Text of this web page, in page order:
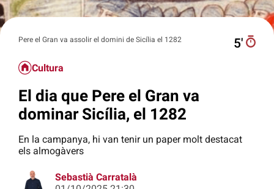
Pere el Gran va assolir el domini de Sicília el 1282 5′
Cultura
El dia que Pere el Gran va
dominar Sicília, el 1282
En la campanya, hi van tenir un paper molt destacat
els almogàvers
Sebastià Carratalà